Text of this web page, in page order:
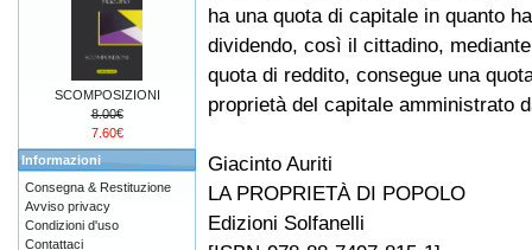
ha una quota di capitale in quanto
dividendo, così il cittadino,
quota di reddito, consegue una
proprietà del capitale amministrato
Giacinto Auriti
LA PROPRIETÀ DI POPOLO
Edizioni Solfanelli
SCOMPOSIZIONI
8.00€
7.60€
Informazioni
Consegna & Restituzione
Avviso privacy
Condizioni d'uso
Contattaci